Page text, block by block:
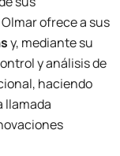
ofrece a sus
y, mediante su
y análisis de
haciendo
llamada